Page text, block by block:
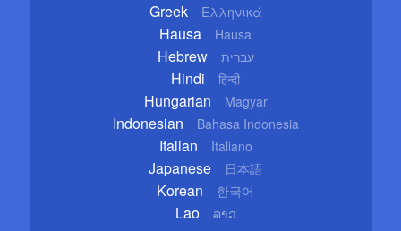
Greek Ελληνικά
Hausa Hausa
Hebrew עברית
Hindi हिन्दी
Hungarian Magyar
Indonesian Bahasa Indonesia
Italian Italiano
Japanese 日本語
Korean 한국어
Lao ລາວ